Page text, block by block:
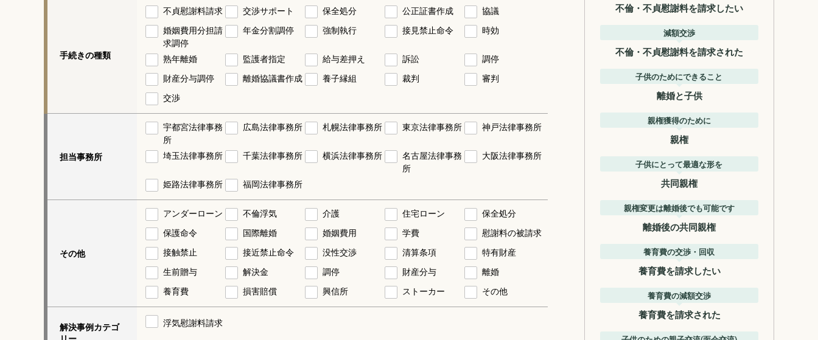
手続きの種類
不貞慰謝料請求 交渉サポート 保全処分 公正証書作成
協議
婚姻費用分担請
求調停
年金分割調停 強制執行 接見禁止命令 時効
熟年離婚 監護者指定 給与差押え 訴訟
調停
財産分与調停
離婚協議書作成 養子縁組 裁判
審判
交渉
担当事務所
宇都宮法律事務
所
広島法律事務所 札幌法律事務所 東京法律事務所 神戸法律事務所
埼玉法律事務所 千葉法律事務所 横浜法律事務所
名古屋法律事務
所
大阪法律事務所
姫路法律事務所 福岡法律事務所
その他
アンダーローン 不倫浮気 介護 住宅ローン
保全処分
保護命令
国際離婚 婚姻費用 学費
慰謝料の被請求
接触禁止
接近禁止命令 没性交渉 清算条項
特有財産
生前贈与
解決金 調停 財産分与
離婚
養育費
損害賠償 興信所 ストーカー その他
解決事例カテゴ
浮気慰謝料請求
不倫・不貞慰謝料を請求したい
減額交渉
不倫・不貞慰謝料を請求された
子供のためにできること
離婚と子供
親権獲得のために
親権
子供にとって最適な形を
共同親権
親権変更は離婚後でも可能です
離婚後の共同親権
養育費の交渉・回収
養育費を請求したい
養育費の減額交渉
養育費を請求された